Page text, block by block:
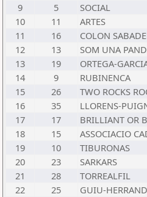
9
5 SOCIAL
10
11 ARTES
11
16 COLON
12
13 SOM UNA
13
19 ORTEGA-
14
9 RUBINENCA
15
26 TWO ROCKS
16
35 LLORENS-
17
17 BRILLIANT OR
18
15 ASSOCIACIO
19
10 TIBURONAS
20
23 SARKARS
21
28 TORREALFIL
22
25 GUIU-